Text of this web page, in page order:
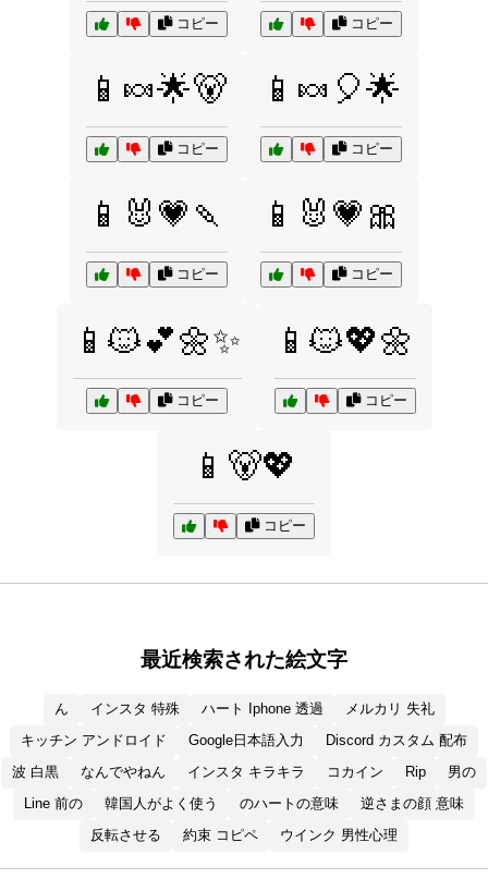
コピー コピー
📱🍬🌟🐻
コピー
📱🍬🎈🌟
コピー
📱🐰💗🍡
コピー
📱🐰💗🎀
コピー
📱🐱💕🌼✨
コピー
📱🐱💖🌼
コピー
📱🐻💖
コピー
最近検索された絵文字
ん インスタ 特殊 ハート Iphone 透過
メルカリ 失礼
キッチン アンドロイド
Google日本語入力
Discord カスタム 配布
波 白黒
なんでやねん インスタ キラキラ コカイン Rip
男の
Line 前の
韓国人がよく使う のハートの意味
逆さまの顔 意味
反転させる
約束 コピペ ウインク 男性心理